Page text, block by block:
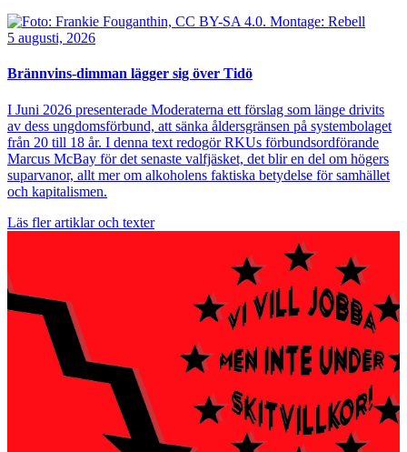
Bild
5 augusti, 2026
Brännvins-dimman lägger sig över Tidö
I Juni 2026 presenterade Moderaterna ett förslag som länge drivits
av dess ungdomsförbund, att sänka åldersgränsen på systembolaget
från 20 till 18 år. I denna text redogör RKUs förbundsordförande
Marcus McBay för det senaste valfjäsket, det blir en del om högers
suparvanor, allt mer om alkoholens faktiska betydelse för samhället
och kapitalismen.
Läs fler artiklar och texter